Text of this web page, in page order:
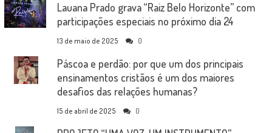
Lauana Prado grava “Raiz Belo Horizonte” com
participações especiais no próximo dia 24
13 de maio de 2025 0
Páscoa e perdão: por que um dos principais
ensinamentos cristãos é um dos maiores
desafios das relações humanas?
15 de abril de 2025 0